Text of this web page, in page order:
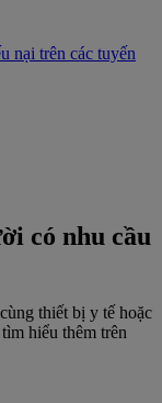
nại trên các tuyến
có nhu cầu
thiết bị y tế hoặc
hiểu thêm trên